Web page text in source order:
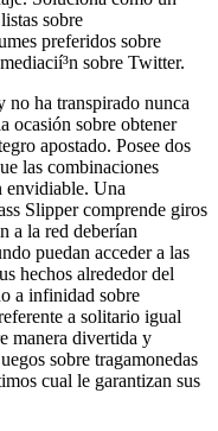
sobre
preferidos sobre
sobre Twitter.
no ha transpirado nunca
ocasión sobre obtener
apostado. Posee dos
las combinaciones
envidiable. Una
Slipper comprende giros
a la red deberían
puedan acceder a las
hechos alrededor del
a infinidad sobre
a solitario igual
manera divertida y
sobre tragamonedas
cual le garantizan sus